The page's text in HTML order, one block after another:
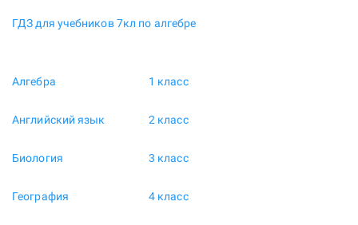
ГДЗ для учебников 7кл по алгебре
Алгебра
Английский язык
Биология
География
1 класс
2 класс
3 класс
4 класс